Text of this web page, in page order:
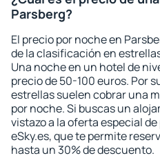
Parsberg?
El precio por noche en
de la clasificación en
Una noche en un hotel de
precio de 50-100 euros. Por
estrellas suelen cobrar una
por noche. Si buscas un
vistazo a la oferta especial
eSky.es, que te permite
hasta un 30% de descuento.